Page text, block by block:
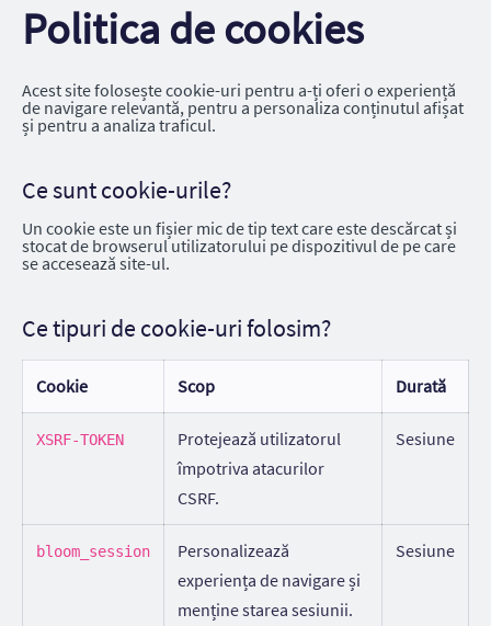
Politica de cookies
Acest site folosește cookie-uri pentru a-ți oferi o experiență
de navigare relevantă, pentru a personaliza conținutul afișat
și pentru a analiza traficul.
Ce sunt cookie-urile?
Un cookie este un fișier mic de tip text care este descărcat și
stocat de browserul utilizatorului pe dispozitivul de pe care
se accesează site-ul.
Ce tipuri de cookie-uri folosim?
Cookie Scop Durată
XSRF-TOKEN
Protejează utilizatorul
împotriva atacurilor
CSRF.
Sesiune
bloom_session
Personalizează
experiența de navigare și
menține starea sesiunii.
Sesiune